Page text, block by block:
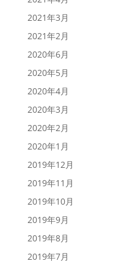
2021年3月
2021年2月
2020年6月
2020年5月
2020年4月
2020年3月
2020年2月
2020年1月
2019年12月
2019年11月
2019年10月
2019年9月
2019年8月
2019年7月